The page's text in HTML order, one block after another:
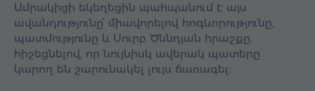
Ամրակիցի եկեղեցին պահպանում է այս
ավանդությունը՝ միավորելով հոգևորությունը,
պատմությունը և Սուրբ Ծննդյան հրաշքը,
հիշեցնելով, որ նույնիսկ ավերակ պատերը
կարող են շարունակել լույս ճառագել։